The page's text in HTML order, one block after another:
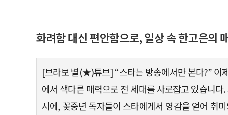
화려함 대신 편안함으로, 일상 속 한고은의
[브라보 별(★)튜브] “스타는 방송에서만 본다?” 이
에서 색다른 매력으로 전 세대를 사로잡고 있습니다
시에, 꽃중년 독자들이 스타에게서 영감을 얻어 취